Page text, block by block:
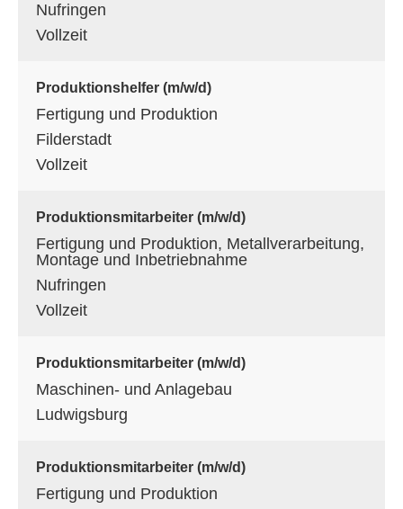
Produktionsmitarbeiter (m/w/d)
Fertigung und Produktion, Metallverarbeitung,
Montage und Inbetriebnahme
Nufringen
Vollzeit
Produktionsmitarbeiter (m/w/d)
Maschinen- und Anlagebau
Ludwigsburg
Produktionsmitarbeiter (m/w/d)
Fertigung und Produktion
Nufringen
Vollzeit
Produktionshelfer (m/w/d)
Fertigung und Produktion
Filderstadt
Vollzeit